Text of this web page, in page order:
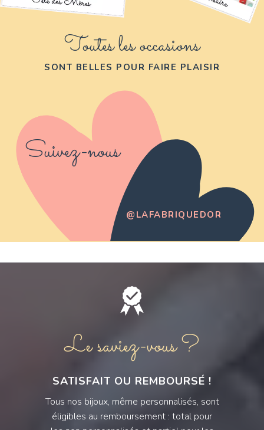
Toutes les occasions
SONT BELLES POUR FAIRE PLAISIR
Suivez-nous
@LAFABRIQUEDOR
Le saviez-vous ?
SATISFAIT OU REMBOURSÉ !
Tous nos bijoux, même personnalisés, sont
éligibles au remboursement : total pour